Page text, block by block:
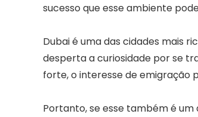
sucesso que esse ambiente
Dubai é uma das cidades mais
desperta a curiosidade por se
forte, o interesse de emigração
Portanto, se esse também é